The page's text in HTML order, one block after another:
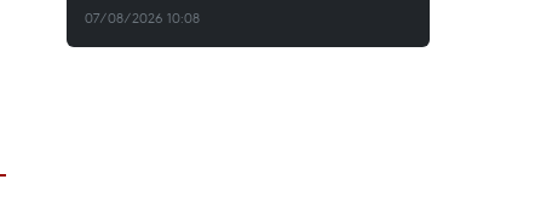
07/08/2026 10:08